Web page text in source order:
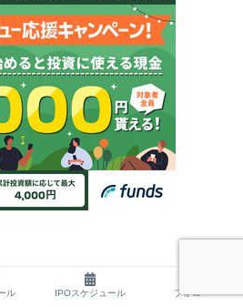
ル IPOスケジュール フォロー